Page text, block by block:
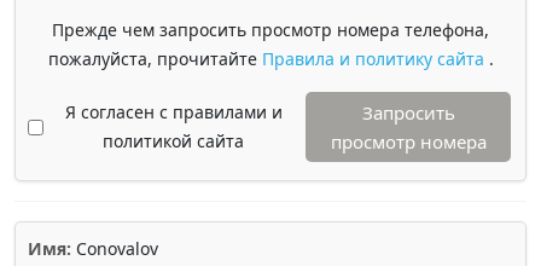
Прежде чем запросить просмотр номера телефона,
пожалуйста, прочитайте Правила и политику сайта .
Я согласен с правилами и
политикой сайта
Запросить
просмотр номера
Имя: Conovalov